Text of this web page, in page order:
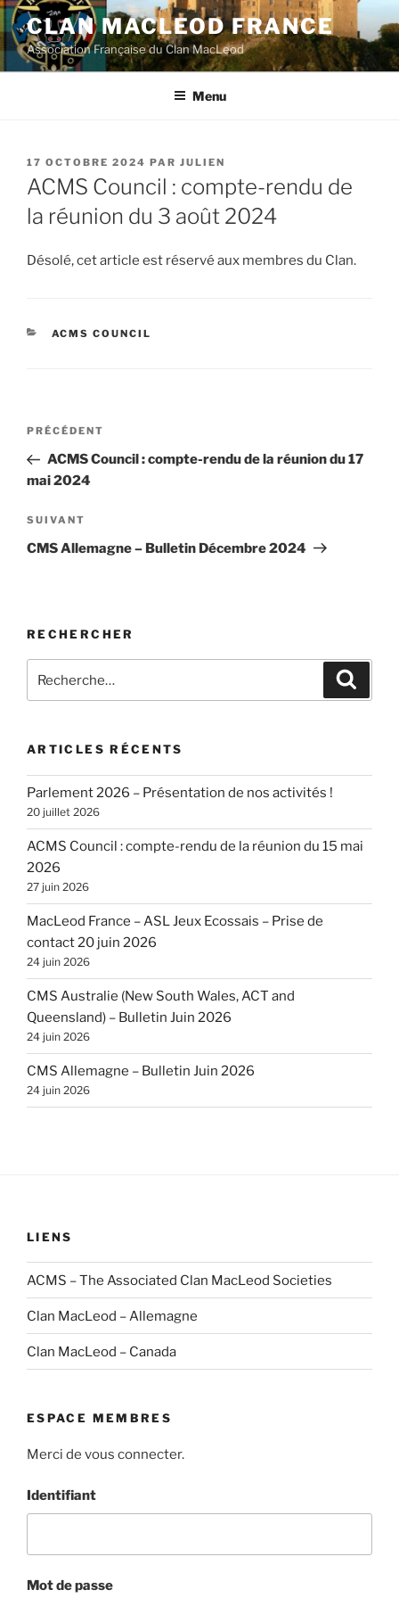
Aller
au
contenu
principal
CLAN MACLEOD FRANCE
Association Française du Clan MacLeod
Menu
PUBLIÉ
LE
17 OCTOBRE 2024 PAR JULIEN
ACMS Council : compte-rendu de
la réunion du 3 août 2024
Désolé, cet article est réservé aux membres du Clan.
CATÉGORIES
ACMS COUNCIL
Navigation
l’article
Article
précédent
PRÉCÉDENT
ACMS Council : compte-rendu de la réunion du 17
mai 2024
Article
suivant
SUIVANT
CMS Allemagne – Bulletin Décembre 2024
RECHERCHER
pour
ARTICLES RÉCENTS
Parlement 2026 – Présentation de nos activités !
20 juillet 2026
ACMS Council : compte-rendu de la réunion du 15 mai
2026
27 juin 2026
MacLeod France – ASL Jeux Ecossais – Prise de
contact 20 juin 2026
24 juin 2026
CMS Australie (New South Wales, ACT and
Queensland) – Bulletin Juin 2026
24 juin 2026
CMS Allemagne – Bulletin Juin 2026
24 juin 2026
LIENS
ACMS – The Associated Clan MacLeod Societies
Clan MacLeod – Allemagne
Clan MacLeod – Canada
ESPACE MEMBRES
Merci de vous connecter.
Identifiant
Mot de passe